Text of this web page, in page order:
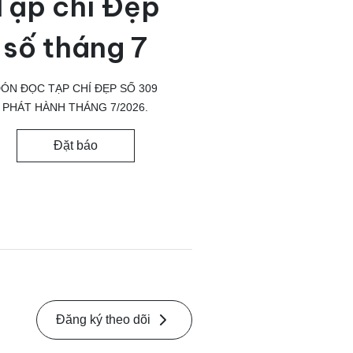
số tháng 7
ĐỌC TẠP CHÍ ĐẸP SỐ 309
PHÁT HÀNH THÁNG 7/2026.
Đặt báo
Đăng ký theo dõi